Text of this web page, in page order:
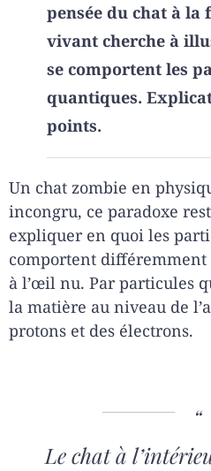
pensée du chat à la
vivant cherche à
se comportent les
quantiques.
points.
Un chat zombie en
incongru, ce paradoxe
expliquer en quoi les
comportent
à l’œil nu. Par particules
la matière au niveau de
protons et des électrons.
Le chat à